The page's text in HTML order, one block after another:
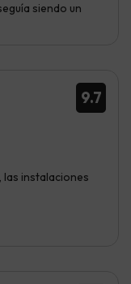
siendo un
9.7
instalaciones